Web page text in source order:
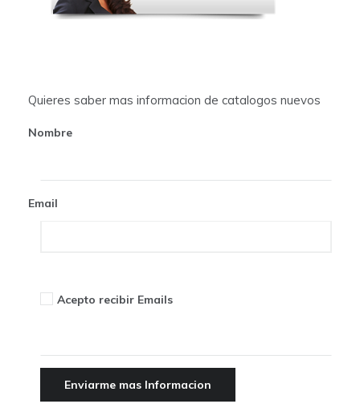
Quieres saber mas informacion de catalogos nuevos
Nombre
Email
Acepto recibir Emails